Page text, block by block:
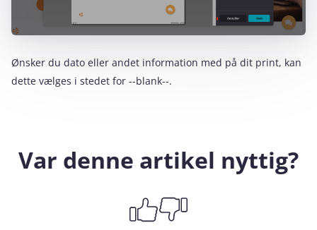
Ønsker du dato eller andet information med på dit print, kan
dette vælges i stedet for --blank--.
Var denne artikel nyttig?